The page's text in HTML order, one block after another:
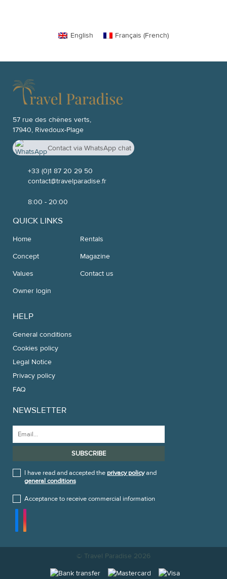
English Français (French)
57 rue des chênes verts,
17940, Rivedoux-Plage
Contact via WhatsApp chat
+33 (0)1 87 20 29 50
contact@travelparadise.fr
8:00 - 20:00
QUICK LINKS
Home
Rentals
Concept
Magazine
Values
Contact us
Owner login
HELP
General conditions
Cookies policy
Legal Notice
Privacy policy
FAQ
NEWSLETTER
I have read and accepted the privacy policyand
general conditions
Acceptance to receive commercial information
© Travel Paradise 2026